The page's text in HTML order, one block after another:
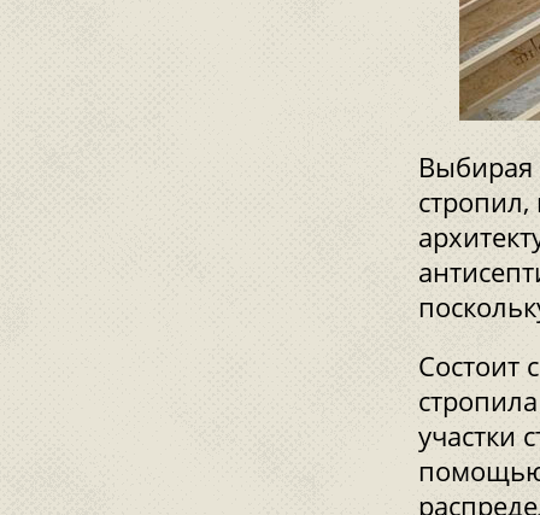
Выбирая
Состоит
участки
помощью